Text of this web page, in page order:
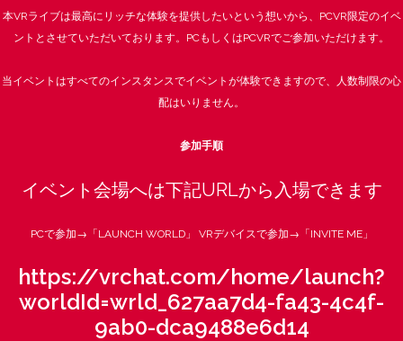
本VRライブは最高にリッチな体験を提供したいという想いから、PCVR限定のイベ
ントとさせていただいております。PCもしくはPCVRでご参加いただけます。
当イベントはすべてのインスタンスでイベントが体験できますので、人数制限の心
配はいりません。
参加手順
イベント会場へは下記URLから入場できます
PCで参加→「LAUNCH WORLD」 VRデバイスで参加→「INVITE ME」
https://vrchat.com/home/launch?
worldId=wrld_627aa7d4-fa43-4c4f-
9ab0-dca9488e6d14